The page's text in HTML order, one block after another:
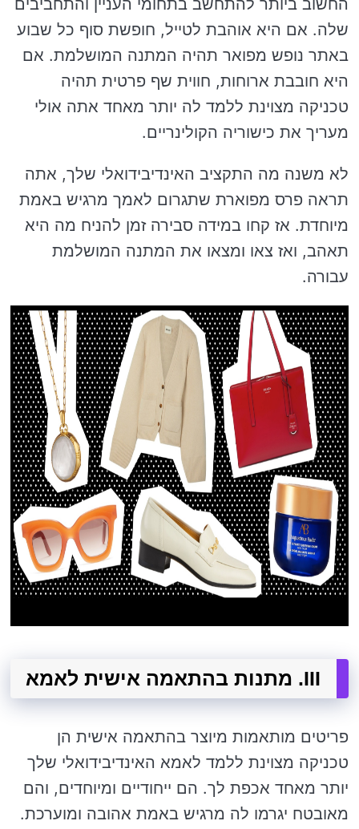
החשוב ביותר להתחשב בתחומי העניין והתחביבים
שלה. אם היא אוהבת לטייל, חופשת סוף כל שבוע
באתר נופש מפואר תהיה המתנה המושלמת. אם
היא חובבת ארוחות, חווית שף פרטית תהיה
טכניקה מצוינת ללמד לה יותר מאחד אתה אולי
מעריך את כישוריה הקולינריים.
לא משנה מה התקציב האינדיבידואלי שלך, אתה
תראה פרס מפוארת שתגרום לאמך מרגיש באמת
מיוחדת. אז קחו במידה סבירה זמן להניח מה היא
תאהב, ואז צאו ומצאו את המתנה המושלמת
עבורה.
III. מתנות בהתאמה אישית לאמא
פריטים מותאמות מיוצר בהתאמה אישית הן
טכניקה מצוינת ללמד לאמא האינדיבידואלי שלך
יותר מאחד אכפת לך. הם ייחודיים ומיוחדים, והם
מאובטח יגרמו לה מרגיש באמת אהובה ומוערכת.